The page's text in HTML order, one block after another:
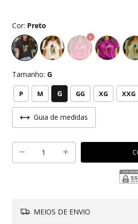
Cor: Preto
Tamanho: G
P M G GG XG XXG
Guia de medidas
MEIOS DE ENVIO